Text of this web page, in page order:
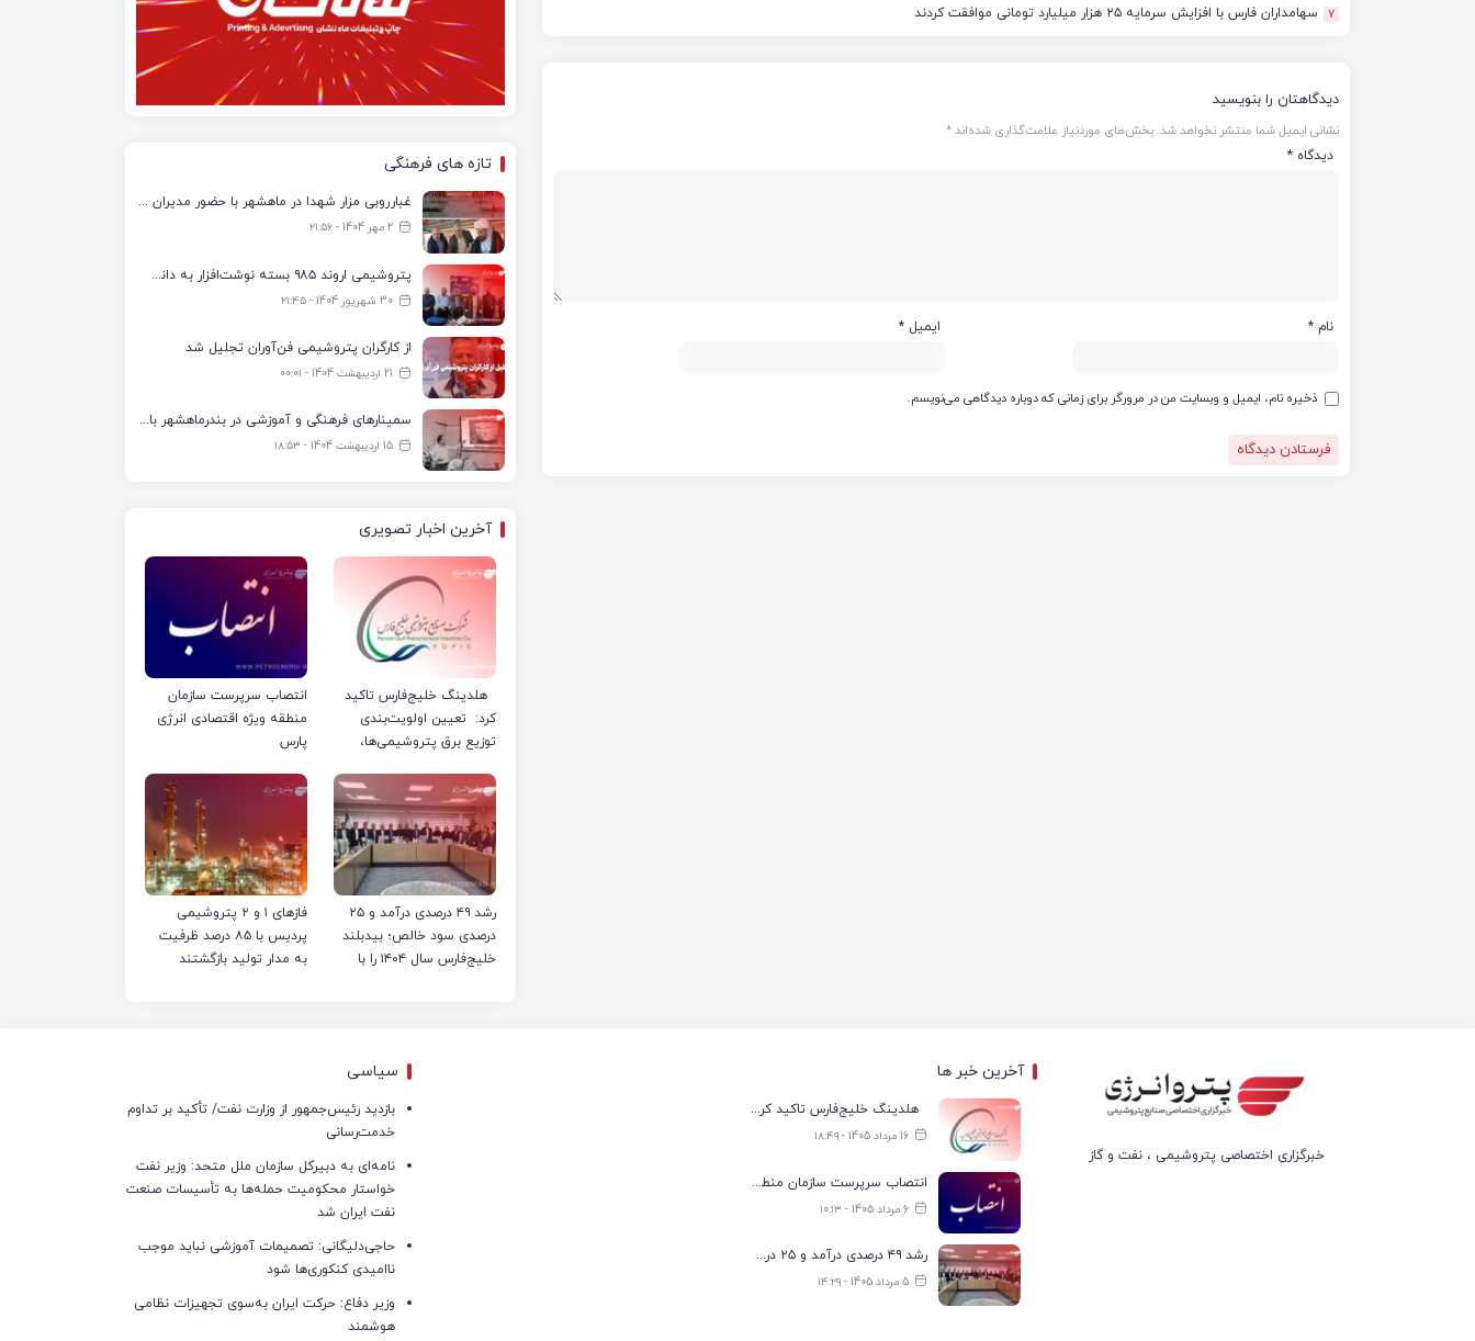
7 سهامداران فارس با افزایش سرمایه ۲۵ هزار میلیارد تومانی موافقت کردند
دیدگاهتان را بنویسید
نشانی ایمیل شما منتشر نخواهد شد. بخش‌های موردنیاز علامت‌گذاری شده‌اند*
دیدگاه *
نام * ایمیل *
ذخیره نام، ایمیل و وبسایت من در مرورگر برای زمانی که دوباره دیدگاهی می‌نویسم.
تازه های فرهنگی
غبارروبی مزار شهدا در ماهشهر با حضور مدیران پتروشیمی اروند و مسئولان شهری
2 مهر 1404 - ۲۱:۵۶
پتروشیمی اروند ۹۸۵ بسته نوشت‌افزار به دانش‌آموزان تحت پوشش کمیته امداد بندرماهشهر اهدا کرد
30 شهریور 1404 - ۲۱:۴۵
از کارگران پتروشیمی فن‌آوران تجلیل شد
21 اردیبهشت 1404 - ۰۰:۰۱
سمینارهای فرهنگی و آموزشی در بندرماهشهر با همکاری فرهنگ‌سرای پتروشیمی مارون
15 اردیبهشت 1404 - ۱۸:۵۳
آخرین اخبار تصویری
هلدینگ خلیج‌فارس تاکید
کرد: تعیین اولویت‌بندی
توزیع برق پتروشیمی‌ها،
پتروشیمی ایران است
انتصاب سرپرست سازمان
منطقه ویژه اقتصادی انرژی
پارس
رشد ۴۹ درصدی درآمد و ۲۵
درصدی سود خالص؛ بیدبلند
خلیج‌فارس سال ۱۴۰۴ را با
فازهای ۱ و ۲ پتروشیمی
پردیس با ۸۵ درصد ظرفیت
به مدار تولید بازگشتند
خبرگزاری اختصاصی پتروشیمی ، نفت و گاز
آخرین خبر ها
هلدینگ خلیج‌فارس تاکید کرد: تعیین اولویت‌بندی توزیع برق پتروشیمی‌ها، صرفا با شرکت ملی صنایع پتروشیمی ایران است
16 مرداد 1405 - ۱۸:۴۹
انتصاب سرپرست سازمان منطقه ویژه اقتصادی انرژی پارس
6 مرداد 1405 - ۱۰:۱۳
رشد ۴۹ درصدی درآمد و ۲۵ درصدی سود خالص؛ بیدبلند خلیج‌فارس سال ۱۴۰۴ را با رکوردهای جدید به پایان رساند
5 مرداد 1405 - ۱۴:۲۹
سیاسی
بازدید رئیس‌جمهور از وزارت نفت/ تأکید بر تداوم
خدمت‌رسانی
نامه‌ای به دبیرکل سازمان ملل متحد: وزیر نفت
خواستار محکومیت حمله‌ها به تأسیسات صنعت
نفت ایران شد
حاجی‌دلیگانی: تصمیمات آموزشی نباید موجب
ناامیدی کنکوری‌ها شود
وزیر دفاع: حرکت ایران به‌سوی تجهیزات نظامی
هوشمند